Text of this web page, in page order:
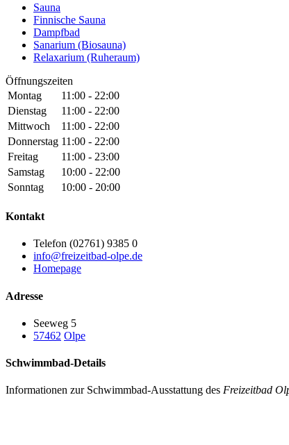
Sauna
Finnische Sauna
Dampfbad
Sanarium (Biosauna)
Relaxarium (Ruheraum)
Öffnungszeiten
Montag
11:00 - 22:00
Dienstag
11:00 - 22:00
Mittwoch
11:00 - 22:00
Donnerstag 11:00 - 22:00
Freitag
11:00 - 23:00
Samstag
10:00 - 22:00
Sonntag
10:00 - 20:00
Kontakt
Telefon (02761) 9385 0
info@freizeitbad-olpe.de
Homepage
Adresse
Seeweg 5
57462 Olpe
Schwimmbad-Details
Informationen zur Schwimmbad-Ausstattung des Freizeitbad